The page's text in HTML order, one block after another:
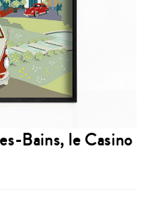
Bains, le Casino